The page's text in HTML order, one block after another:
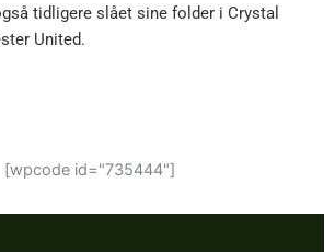
tidligere slået sine folder i Crystal
United.
[wpcode id="735444"]